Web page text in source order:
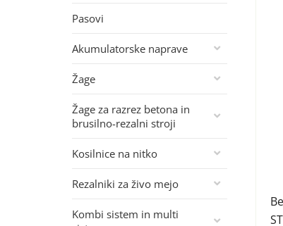
Pasovi
Akumulatorske naprave
Žage
Žage za razrez betona in
brusilno-rezalni stroji
Kosilnice na nitko
Rezalniki za živo mejo
Kombi sistem in multi